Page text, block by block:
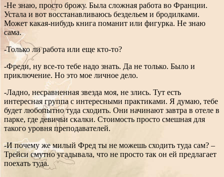
-Не знаю, просто брожу. Была сложная работа во Франции.
Устала и вот восстанавливаюсь бездельем и бродилками.
Может какая-нибудь книга поманит или фигурка. Не знаю
сама.
-Только ли работа или еще кто-то?
-Фреди, ну все-то тебе надо знать. Да не только. Было и
приключение. Но это мое личное дело.
-Ладно, несравненная звезда моя, не злись. Тут есть
интересная группа с интересными практиками. Я думаю, тебе
будет любопытно туда сходить. Они начинают завтра в отеле в
парке, где девичьи скалки. Стоимость просто смешная для
такого уровня преподавателей.
-И почему же милый Фред ты не можешь сходить туда сам? –
Трейси смутно угадывала, что не просто так он ей предлагает
поехать туда.